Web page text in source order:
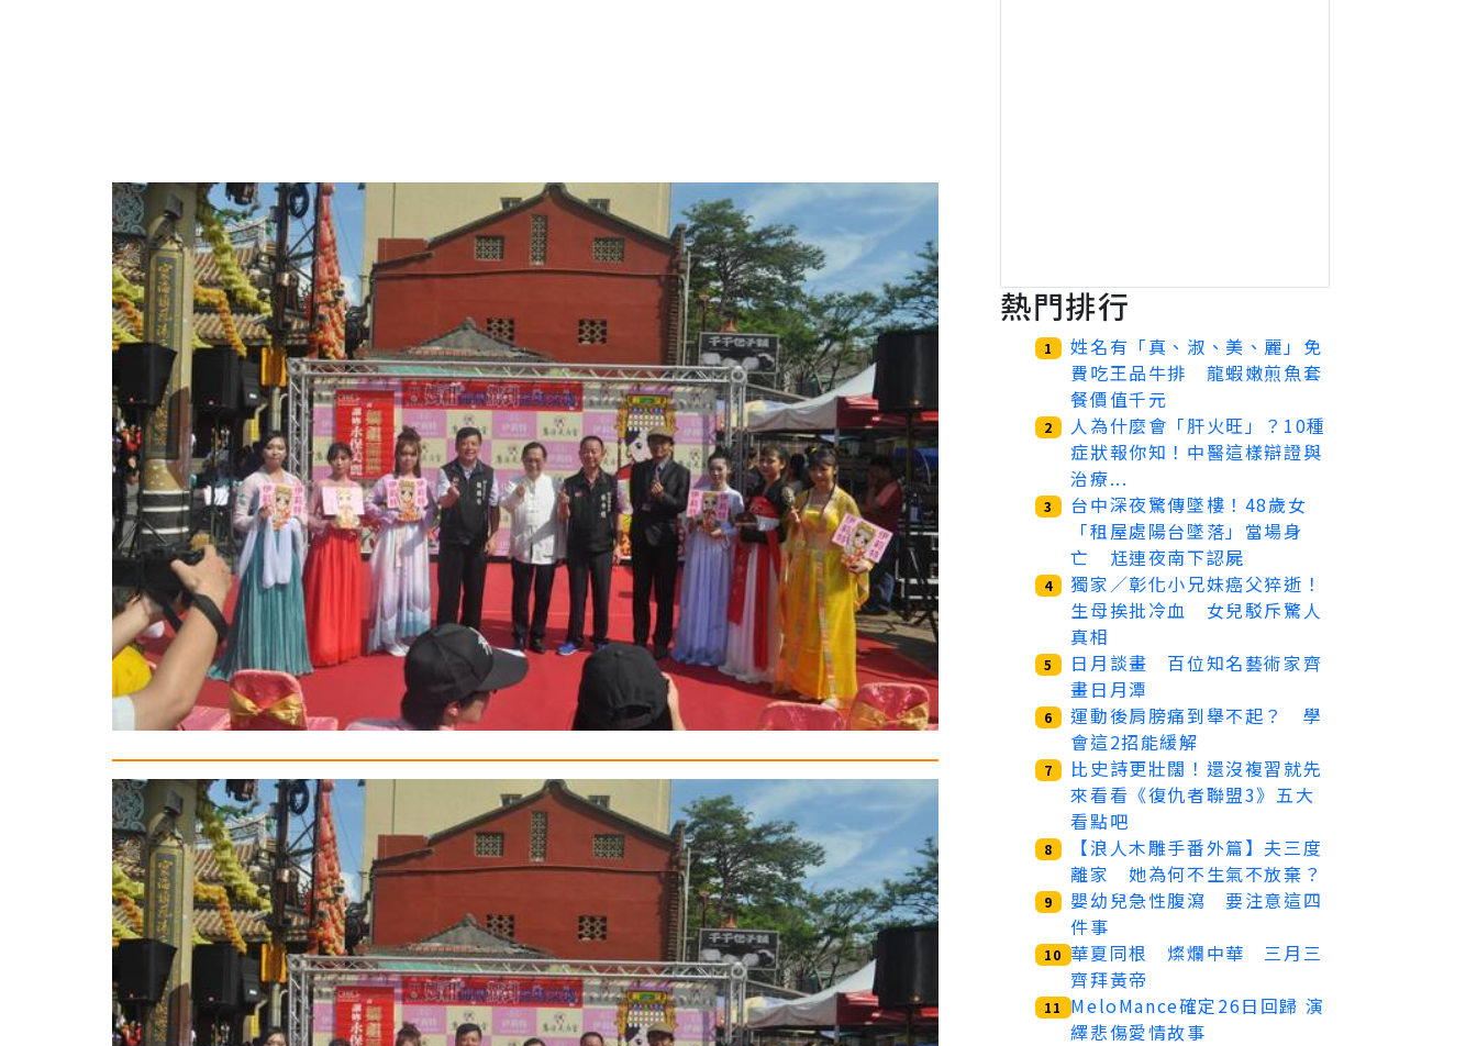
熱門排行
1
姓名有「真、淑、美、麗」免
費吃王品牛排 龍蝦嫩煎魚套
餐價值千元
2
人為什麼會「肝火旺」？10種
症狀報你知！中醫這樣辯證與
治療...
3
台中深夜驚傳墜樓！48歲女
「租屋處陽台墜落」當場身
亡 尪連夜南下認屍
4
獨家／彰化小兄妹癌父猝逝！
生母挨批冷血 女兒駁斥驚人
真相
5
日月談畫 百位知名藝術家齊
畫日月潭
6
運動後肩膀痛到舉不起？ 學
會這2招能緩解
7
比史詩更壯闊！還沒複習就先
來看看《復仇者聯盟3》五大
看點吧
8
【浪人木雕手番外篇】夫三度
離家 她為何不生氣不放棄？
9
嬰幼兒急性腹瀉 要注意這四
件事
10 華夏同根 燦爛中華 三月三
齊拜黃帝
11
MeloMance確定26日回歸 演
繹悲傷愛情故事